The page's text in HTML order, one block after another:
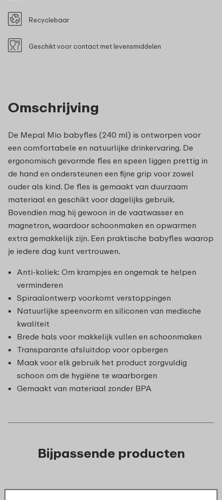
Omschrijving
De Mepal Mio babyfles (240 ml) is ontworpen voor
een comfortabele en natuurlijke drinkervaring. De
ergonomisch gevormde fles en speen liggen prettig in
de hand en ondersteunen een fijne grip voor zowel
ouder als kind. De fles is gemaakt van duurzaam
materiaal en geschikt voor dagelijks gebruik.
Bovendien mag hij gewoon in de vaatwasser en
magnetron, waardoor schoonmaken en opwarmen
extra gemakkelijk zijn. Een praktische babyfles waarop
je iedere dag kunt vertrouwen.
Anti-koliek: Om krampjes en ongemak te helpen
verminderen
Spiraalontwerp voorkomt verstoppingen
Natuurlijke speenvorm en siliconen van medische
kwaliteit
Brede hals voor makkelijk vullen en schoonmaken
Transparante afsluitdop voor opbergen
Maak voor elk gebruik het product zorgvuldig
schoon om de hygiëne te waarborgen
Gemaakt van materiaal zonder BPA
Recyclebaar
Geschikt voor contact met levensmiddelen
Bijpassende producten